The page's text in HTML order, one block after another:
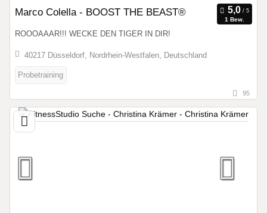
Marco Colella - BOOST THE BEAST®
1 Bew.
ROOOAAAR!!! WECKE DEN TIGER IN DIR!
40217 Düsseldorf, Nordrhein-Westfalen, Deutschland
Probetraining
95